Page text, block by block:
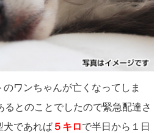
ワンちゃんが亡くなってしま
とのことでしたので緊急配達さ
犬であれば ５キロで半日から１日